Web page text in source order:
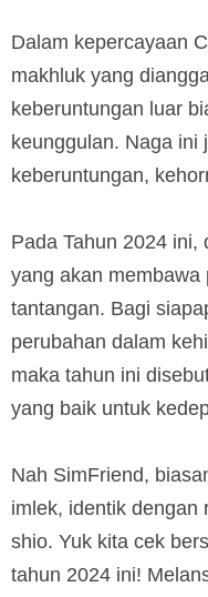
Dalam kepercayaan
makhluk yang
keberuntungan luar
keunggulan. Naga ini
keberuntungan,
Pada Tahun 2024 ini,
yang akan
tantangan. Bagi
perubahan dalam
maka tahun ini
yang baik untuk
Nah SimFriend,
imlek, identik dengan
shio. Yuk kita cek
tahun 2024 ini!